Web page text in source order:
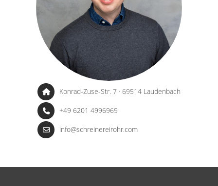
Konrad-Zuse-Str. 7 · 69514 Laudenbach
+49 6201 4996969
info@schreinereirohr.com